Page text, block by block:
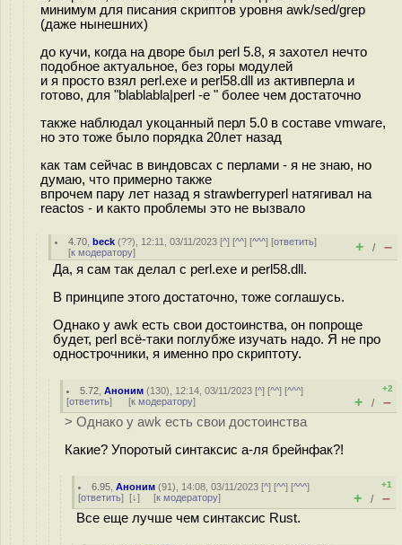
минимум для писания скриптов уровня awk/sed/grep
(даже нынешних)
до кучи, когда на дворе был perl 5.8, я захотел нечто
подобное актуальное, без горы модулей
и я просто взял perl.exe и perl58.dll из активперла и
готово, для "blablabla|perl -e " более чем достаточно
также наблюдал укоцанный перл 5.0 в составе vmware,
но это тоже было порядка 20лет назад
как там сейчас в виндовсах с перлами - я не знаю, но
думаю, что примерно также
впрочем пару лет назад я strawberryperl натягивал на
reactos - и както проблемы это не вызвало
4.70 ,beck (??), 12:11, 03/11/2023 [^] [^^] [^^^] [ответить]
[к модератору] + / –
Да, я сам так делал с perl.exe и perl58.dll.
В принципе этого достаточно, тоже соглашусь.
Однако у awk есть свои достоинства, он попроще
будет, perl всё-таки поглубже изучать надо. Я не про
однострочники, я именно про скриптоту.
5.72 ,Аноним (130), 12:14, 03/11/2023 [^] [^^] [^^^]
[ответить] [к модератору]
+2
+ / –
> Однако у awk есть свои достоинства
Какие? Упоротый синтаксис а-ля брейнфак?!
6.95 ,Аноним (91), 14:08, 03/11/2023 [^] [^^] [^^^]
[ответить] [↓] [к модератору]
+1
+ / –
Все еще лучше чем синтаксис Rust.